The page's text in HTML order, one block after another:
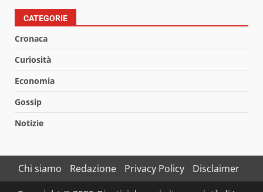
CATEGORIE
Cronaca
Curiosità
Economia
Gossip
Notizie
Chi siamo Redazione Privacy Policy
Disclaimer